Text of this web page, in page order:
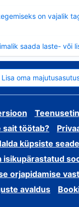
on vajalik
saada laste- või
Lisa oma
sait töötab?
küpsiste
isikupärastatud
orjapidamise
avaldus